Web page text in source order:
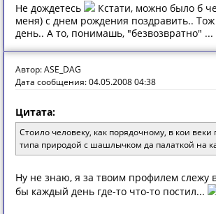
Не дождетесь
Кстати, можно было б
меня) с днем рождения поздравить..
день.. А то, понимашь, "безвозвратно" ...
Автор: ASE_DAG
Дата сообщения: 04.05.2008 04:38
Цитата:
Стоило человеку, как порядочному, в кои веки
типа природой с шашлычком да палаткой на
Ну не знаю, я за твоим профилем слежу
бы каждый день где-то что-то постил...